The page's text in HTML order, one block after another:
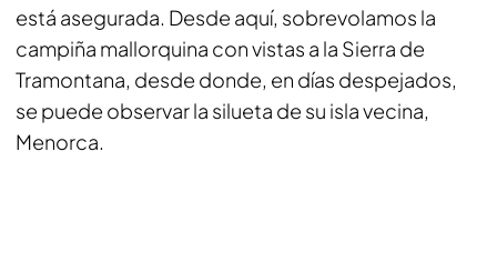
está asegurada. Desde aquí, sobrevolamos la
campiña mallorquina con vistas a la Sierra de
Tramontana, desde donde, en días despejados,
se puede observar la silueta de su isla vecina,
Menorca.